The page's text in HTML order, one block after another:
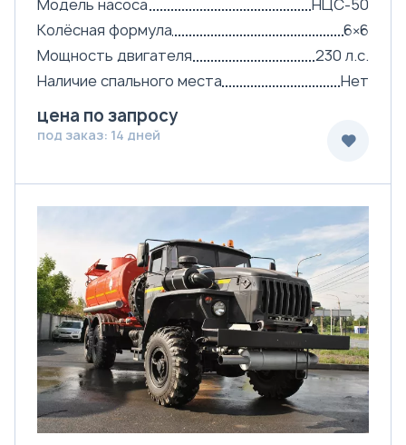
Модель насоса
НЦС-50
Колёсная формула
6×6
Мощность двигателя
230 л.с.
Наличие спального места
Нет
цена по запросу
под заказ: 14 дней